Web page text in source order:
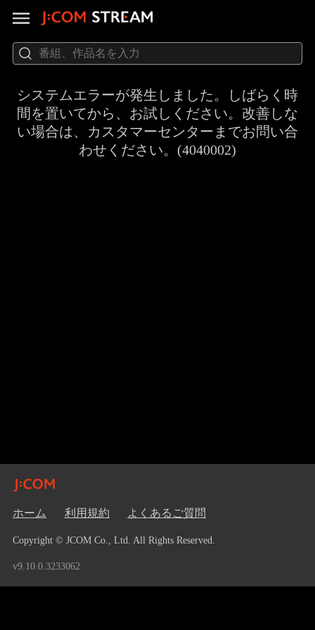
システムエラーが発生しました。しばらく時
間を置いてから、お試しください。改善しな
い場合は、カスタマーセンターまでお問い合
わせください。(4040002)
ホーム 利用規約 よくあるご質問
Copyright © JCOM Co., Ltd. All Rights Reserved.
v9.10.0.3233062